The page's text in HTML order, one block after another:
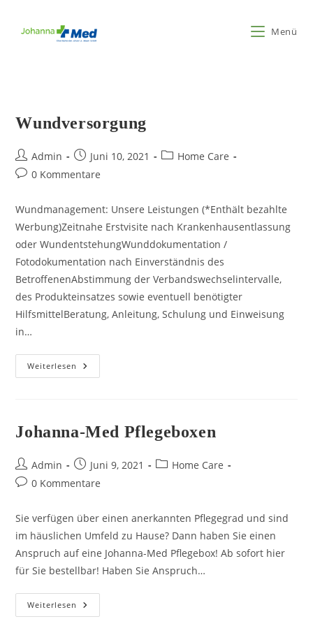
Inhalt
Menü
Wundversorgung
Beitrags-
Autor:
Admin
Beitrag
veröffentlicht:
Juni 10, 2021
Beitrags-
Home Care
Beitrags-
0 Kommentare
Wundmanagement: Unsere Leistungen (*Enthält bezahlte
Werbung)Zeitnahe Erstvisite nach Krankenhausentlassung
oder WundentstehungWunddokumentation /
Fotodokumentation nach Einverständnis des
BetroffenenAbstimmung der Verbandswechselintervalle,
des Produkteinsatzes sowie eventuell benötigter
HilfsmittelBeratung, Anleitung, Schulung und Einweisung
in…
Weiterlesen Wundversorgung
Johanna-Med Pflegeboxen
Beitrags-
Autor:
Admin
Beitrag
veröffentlicht:
Juni 9, 2021
Beitrags-
Home Care
Beitrags-
0 Kommentare
Sie verfügen über einen anerkannten Pflegegrad und sind
im häuslichen Umfeld zu Hause? Dann haben Sie einen
Anspruch auf eine Johanna-Med Pflegebox! Ab sofort hier
für Sie bestellbar! Haben Sie Anspruch…
Weiterlesen Johanna-
Med